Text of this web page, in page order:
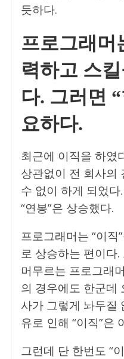
듯하다.
프로그래머
력하고 스
다. 그러면
요하다.
최근에 이직을 하였
상관없이 전 회사의
수 없이 하게 되었
“연봉”은 상승했다.
프로그래머는 “이직
로 상승하는 편이다
머무르는 프로그래
의 경우에도 한군데
사가 그렇게 놔두질
유로 인해 “이직”은
그런데 단 한번도 “